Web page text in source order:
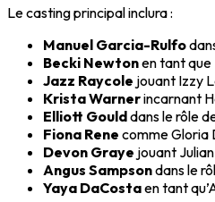
Le casting principal inclura :
Manuel Garcia-Rulfo
Becki Newtonen tant
Jazz Raycole jouant Izzy
Krista Warnerincarnant
Elliott Goulddans le rôle
Fiona Rene comme Gloria
Devon Graye jouant
Angus Sampsondans le
Yaya DaCostaen tant